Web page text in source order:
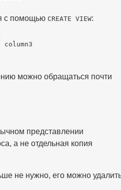
с помощью CREATE VIEW:
column3
можно обращаться почти
представлении
а не отдельная копия
не нужно, его можно